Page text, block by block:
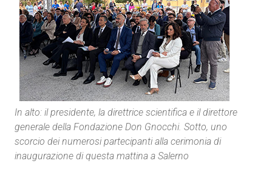
In alto: il presidente, la direttrice scientifica e il direttore
generale della Fondazione Don Gnocchi. Sotto, uno
scorcio dei numerosi partecipanti alla cerimonia di
inaugurazione di questa mattina a Salerno